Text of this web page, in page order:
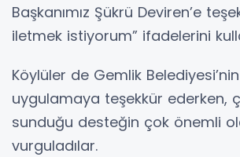
Başkanımız Şükrü Deviren’e
iletmek istiyorum” ifadelerini
Köylüler de Gemlik
uygulamaya teşekkür ederken,
sunduğu desteğin çok önemli
vurguladılar.